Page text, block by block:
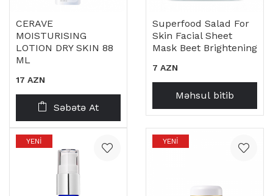
CERAVE
MOISTURISING
LOTION DRY SKIN 88
ML
17 AZN
Səbətə At
Superfood Salad For
Skin Facial Sheet
Mask Beet Brightening
7 AZN
Məhsul bitib
YENI YENI